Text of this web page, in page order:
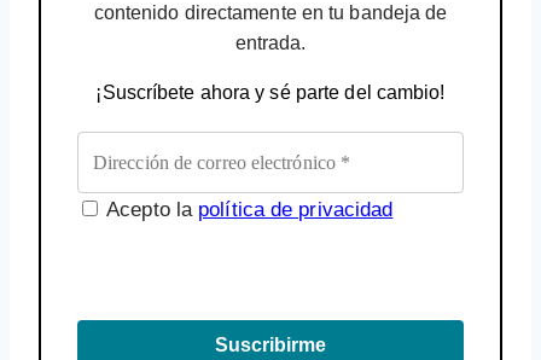
contenido directamente en tu bandeja de
entrada.
¡Suscríbete ahora y sé parte del cambio!
Acepto la política de privacidad
Suscribirme